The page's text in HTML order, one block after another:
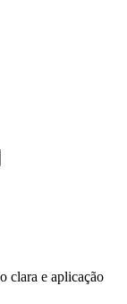
clara e aplicação